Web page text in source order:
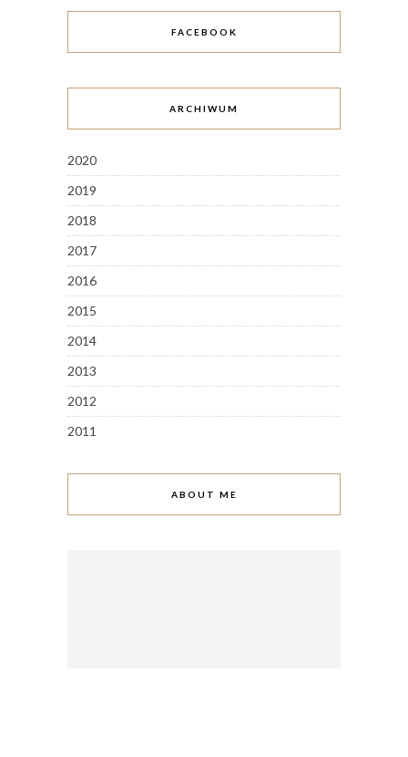
FACEBOOK
ARCHIWUM
2020
2019
2018
2017
2016
2015
2014
2013
2012
2011
ABOUT ME